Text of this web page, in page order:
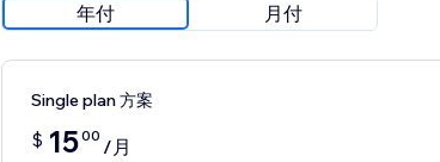
年付 月付
Single plan 方案
$ 1500 /月